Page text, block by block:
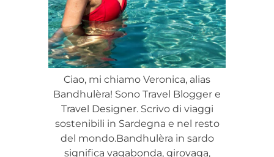
Ciao, mi chiamo Veronica, alias
Bandhulèra! Sono Travel Blogger e
Travel Designer. Scrivo di viaggi
sostenibili in Sardegna e nel resto
del mondo.Bandhulèra in sardo
significa vagabonda, girovaga,